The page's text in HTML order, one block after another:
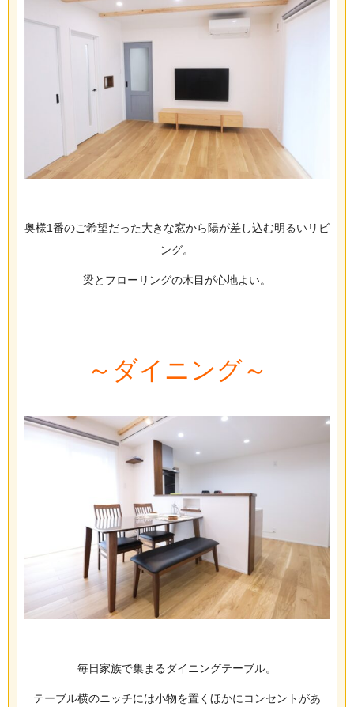
奥様1番のご希望だった大きな窓から陽が差し込む明るいリビ
ング。
梁とフローリングの木目が心地よい。
～ダイニング～
毎日家族で集まるダイニングテーブル。
テーブル横のニッチには小物を置くほかにコンセントがあ